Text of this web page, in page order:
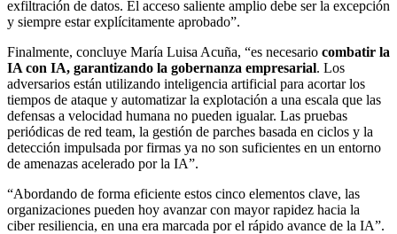
exfiltración de datos. El acceso saliente amplio debe ser la excepción
y siempre estar explícitamente aprobado”.
Finalmente, concluye María Luisa Acuña, “es necesario combatir la
IA con IA, garantizando la gobernanza empresarial. Los
adversarios están utilizando inteligencia artificial para acortar los
tiempos de ataque y automatizar la explotación a una escala que las
defensas a velocidad humana no pueden igualar. Las pruebas
periódicas de red team, la gestión de parches basada en ciclos y la
detección impulsada por firmas ya no son suficientes en un entorno
de amenazas acelerado por la IA”.
“Abordando de forma eficiente estos cinco elementos clave, las
organizaciones pueden hoy avanzar con mayor rapidez hacia la
ciber resiliencia, en una era marcada por el rápido avance de la IA”.